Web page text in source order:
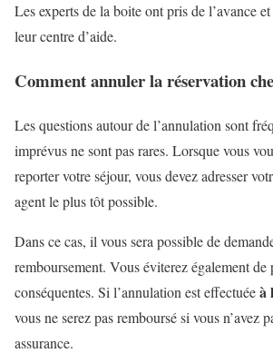
Les experts de la boite ont pris de l’avance
leur centre d’aide.
Comment annuler la réservation
Les questions autour de l’annulation sont
imprévus ne sont pas rares. Lorsque vous
reporter votre séjour, vous devez adresser
agent le plus tôt possible.
Dans ce cas, il vous sera possible de
remboursement. Vous éviterez également de
conséquentes. Si l’annulation est effectuéeà
vous ne serez pas remboursé si vous n’avez
assurance.